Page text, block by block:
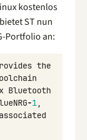
kostenlos
ST nun
Portfolio an:
the
x Bluetooth
-1,
associated